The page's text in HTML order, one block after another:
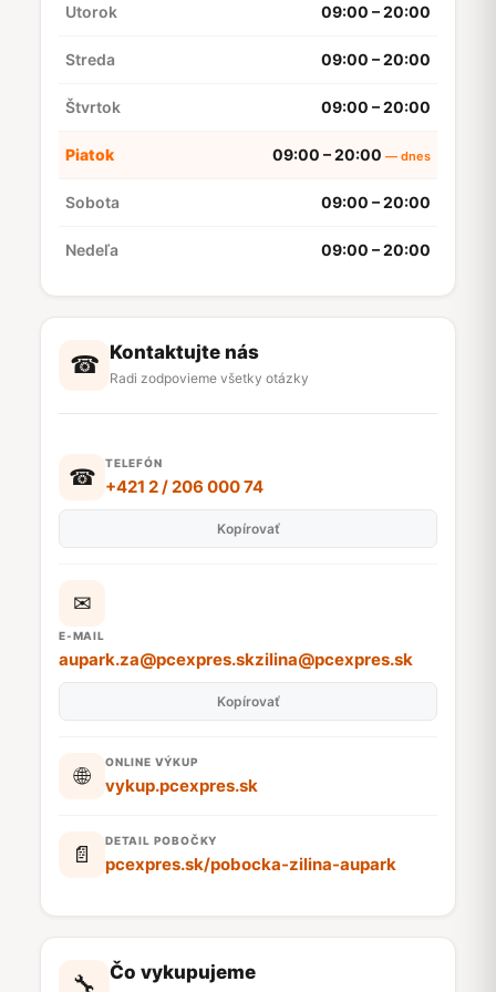
Utorok 09:00 – 20:00
Streda 09:00 – 20:00
Štvrtok 09:00 – 20:00
Piatok 09:00 – 20:00
Sobota 09:00 – 20:00
Nedeľa 09:00 – 20:00
☎ Kontaktujte nás
Radi zodpovieme všetky otázky
☎
TELEFÓN
+421 2 / 206 000 74
Kopírovať
✉
E-MAIL
aupark.za@pcexpres.skzilina@pcexpres.sk
Kopírovať
🌐
ONLINE VÝKUP
vykup.pcexpres.sk
📄
DETAIL POBOČKY
pcexpres.sk/pobocka-zilina-aupark
🔧 Čo vykupujeme